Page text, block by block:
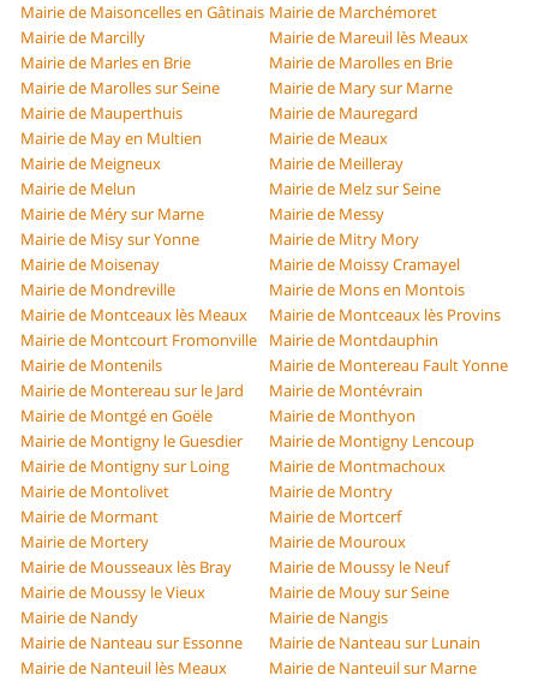
Mairie de Maisoncelles en Gâtinais Mairie de Marchémoret
Mairie de Marcilly
Mairie de Mareuil lès Meaux
Mairie de Marles en Brie
Mairie de Marolles en Brie
Mairie de Marolles sur Seine
Mairie de Mary sur Marne
Mairie de Mauperthuis
Mairie de Mauregard
Mairie de May en Multien
Mairie de Meaux
Mairie de Meigneux
Mairie de Meilleray
Mairie de Melun
Mairie de Melz sur Seine
Mairie de Méry sur Marne
Mairie de Messy
Mairie de Misy sur Yonne
Mairie de Mitry Mory
Mairie de Moisenay
Mairie de Moissy Cramayel
Mairie de Mondreville
Mairie de Mons en Montois
Mairie de Montceaux lès Meaux
Mairie de Montceaux lès Provins
Mairie de Montcourt Fromonville
Mairie de Montdauphin
Mairie de Montenils
Mairie de Montereau Fault Yonne
Mairie de Montereau sur le Jard
Mairie de Montévrain
Mairie de Montgé en Goële
Mairie de Monthyon
Mairie de Montigny le Guesdier
Mairie de Montigny Lencoup
Mairie de Montigny sur Loing
Mairie de Montmachoux
Mairie de Montolivet
Mairie de Montry
Mairie de Mormant
Mairie de Mortcerf
Mairie de Mortery
Mairie de Mouroux
Mairie de Mousseaux lès Bray
Mairie de Moussy le Neuf
Mairie de Moussy le Vieux
Mairie de Mouy sur Seine
Mairie de Nandy
Mairie de Nangis
Mairie de Nanteau sur Essonne
Mairie de Nanteau sur Lunain
Mairie de Nanteuil lès Meaux
Mairie de Nanteuil sur Marne